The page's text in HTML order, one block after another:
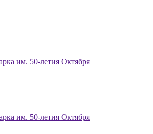
им. 50-летия Октября
им. 50-летия Октября